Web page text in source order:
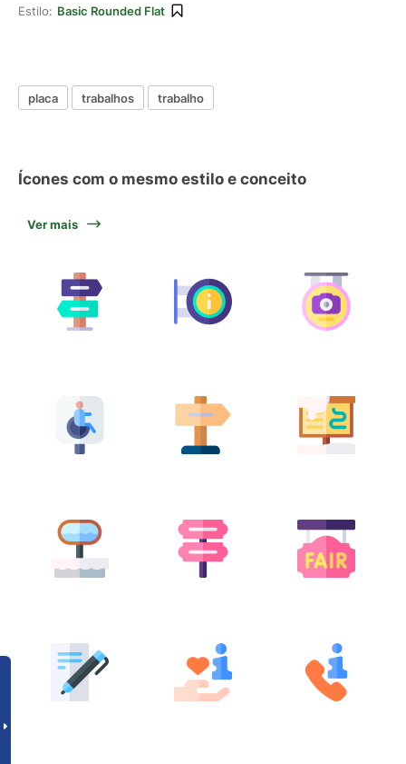
Estilo: Basic Rounded Flat
placa trabalhos trabalho
Ícones com o mesmo estilo e conceito
Ver mais